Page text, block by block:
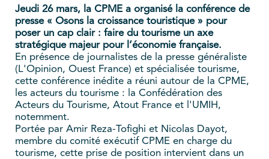
Jeudi 26 mars, la CPME a organisé la conférence de
presse « Osons la croissance touristique » pour
poser un cap clair : faire du tourisme un axe
stratégique majeur pour l’économie française.
En présence de journalistes de la presse généraliste
(L'Opinion, Ouest France) et spécialisée tourisme,
cette conférence inédite a réuni autour de la CPME,
les acteurs du tourisme : la Confédération des
Acteurs du Tourisme, Atout France et l'UMIH,
notemment.
Portée par Amir Reza-Tofighi et Nicolas Dayot,
membre du comité exécutif CPME en charge du
tourisme, cette prise de position intervient dans un